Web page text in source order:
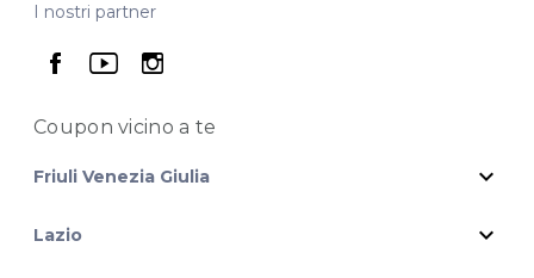
I nostri partner
seguici su facebook
seguici su youtube
seguici su instagram
Coupon vicinoa te
Friuli Venezia Giulia expand_more
Lazio expand_more